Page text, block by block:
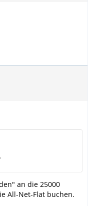
an die 25000
All-Net-Flat buchen.